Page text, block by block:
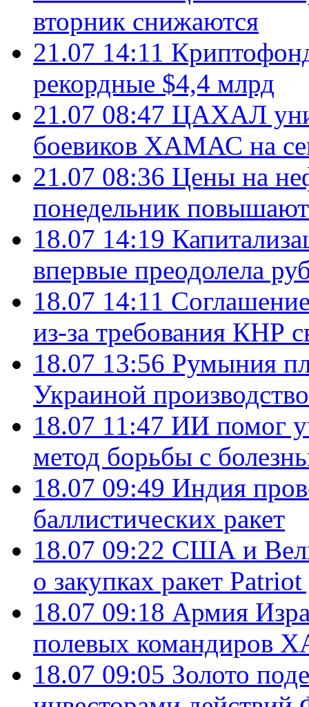
вторник снижаются
21.07 14:11
рекордные $4,4 млрд
21.07 08:47 ЦАХАЛ
боевиков ХАМАС на
21.07 08:36 Цены на
понедельник
18.07 14:19
впервые преодолела
18.07 14:11
из-за требования КНР
18.07 13:56 Румыния
Украиной
18.07 11:47 ИИ помог
метод борьбы с
18.07 09:49 Индия
баллистических ракет
18.07 09:22 США и
о закупках ракет
18.07 09:18 Армия
полевых командиров
18.07 09:05 Золото